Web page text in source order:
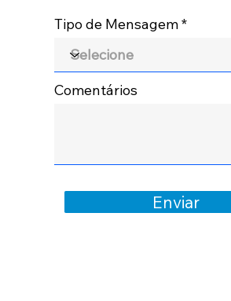
Tipo de Mensagem
Comentários
Enviar